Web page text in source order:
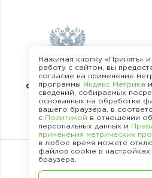
В реестре
операторов перс.
данных
Нажимая кнопку «Принять»
работу с сайтом, вы
согласие на применение
программы Яндекс Метрика
сведений, собираемых
основанных на обработке
вашего браузера, в
с Политикой в отношении
персональных данных и
применения метрических
в любое время можете
файлов cookie в
браузера.